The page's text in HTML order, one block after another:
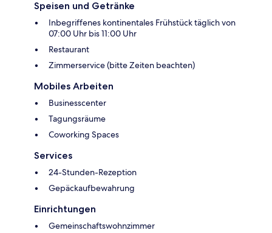
Speisen und Getränke
Inbegriffenes kontinentales Frühstück täglich von
07:00 Uhr bis 11:00 Uhr
Restaurant
Zimmerservice (bitte Zeiten beachten)
Mobiles Arbeiten
Businesscenter
Tagungsräume
Coworking Spaces
Services
24-Stunden-Rezeption
Gepäckaufbewahrung
Einrichtungen
Gemeinschaftswohnzimmer